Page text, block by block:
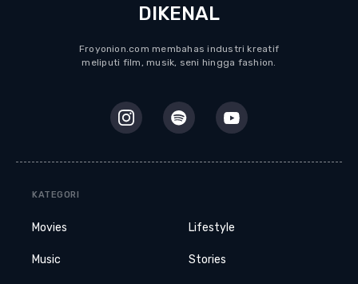
KATEGORI
Movies
Music
Lifestyle
Stories
DIKENAL
Froyonion.com membahas industri kreatif
meliputi film, musik, seni hingga fashion.